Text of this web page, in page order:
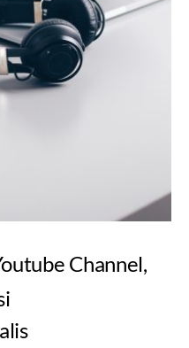
Channel,